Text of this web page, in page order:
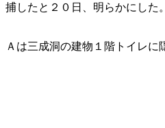
捕したと２０日、明らかにした。
Ａは三成洞の建物１階トイレ